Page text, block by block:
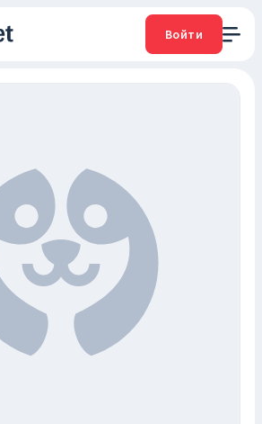
Войти